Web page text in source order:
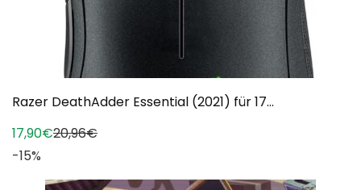
Razer DeathAdder Essential (2021) für 17...
17,90€20,96€
-15%